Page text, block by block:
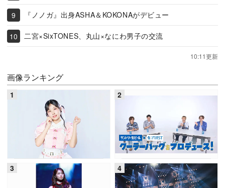
『ノノガ』出身ASHA＆KOKONAがデビュー
二宮×SixTONES、丸山×なにわ男子の交流
10:11更新
画像ランキング